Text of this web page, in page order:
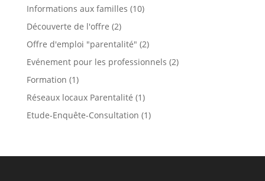
Informations aux familles (10)
Découverte de l'offre (2)
Offre d'emploi "parentalité" (2)
Evénement pour les professionnels (2)
Formation (1)
Réseaux locaux Parentalité (1)
Etude-Enquête-Consultation (1)